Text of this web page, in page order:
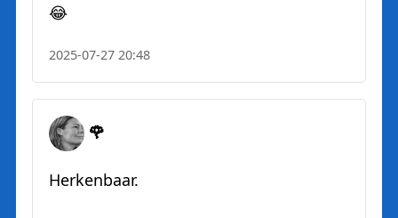
😂
2025-07-27 20:48
🌹
Herkenbaar.